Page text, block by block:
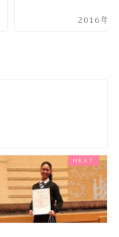
2016年4